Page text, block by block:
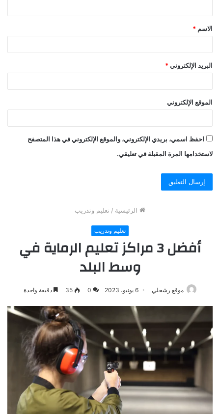
الاسم *
البريد الإلكتروني *
الموقع الإلكتروني
احفظ اسمي، بريدي الإلكتروني، والموقع الإلكتروني في هذا المتصفح
لاستخدامها المرة المقبلة في تعليقي.
الرئيسية / تعليم وتدريب
تعليم وتدريب
أفضل 3 مراكز تعليم الرماية في
وسط البلد
موقع رشحلي 6 يونيو، 2023 0
35 دقيقة واحدة